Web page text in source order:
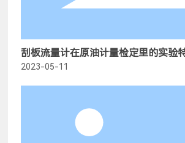
刮板流量计在原油计量检定里的实验
2023-05-11